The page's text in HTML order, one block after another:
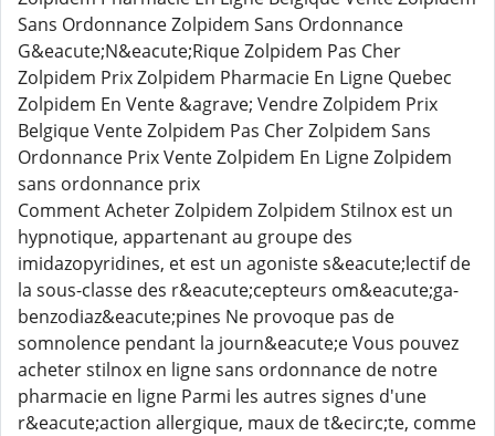
Sans Ordonnance Zolpidem Sans Ordonnance
G&eacute;N&eacute;Rique Zolpidem Pas Cher
Zolpidem Prix Zolpidem Pharmacie En Ligne Quebec
Zolpidem En Vente &agrave; Vendre Zolpidem Prix
Belgique Vente Zolpidem Pas Cher Zolpidem Sans
Ordonnance Prix Vente Zolpidem En Ligne Zolpidem
sans ordonnance prix
Comment Acheter Zolpidem Zolpidem Stilnox est un
hypnotique, appartenant au groupe des
imidazopyridines, et est un agoniste s&eacute;lectif de
la sous-classe des r&eacute;cepteurs om&eacute;ga-
benzodiaz&eacute;pines Ne provoque pas de
somnolence pendant la journ&eacute;e Vous pouvez
acheter stilnox en ligne sans ordonnance de notre
pharmacie en ligne Parmi les autres signes d'une
r&eacute;action allergique, maux de t&ecirc;te, comme